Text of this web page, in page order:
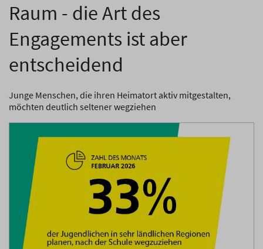
Raum - die Art des
Engagements ist aber
entscheidend
Junge Menschen, die ihren Heimatort aktiv mitgestalten,
möchten deutlich seltener wegziehen